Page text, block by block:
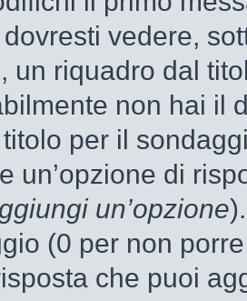
vedere,
un riquadro dal
non hai il
per il
un’opzione di
un’opzione
(0 per non
che puoi